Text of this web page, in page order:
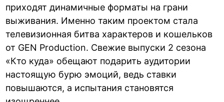
приходят динамичные форматы на грани
выживания. Именно таким проектом стала
телевизионная битва характеров и кошельков
от GEN Production. Свежие выпуски 2 сезона
«Кто куда» обещают подарить аудитории
настоящую бурю эмоций, ведь ставки
повышаются, а испытания становятся